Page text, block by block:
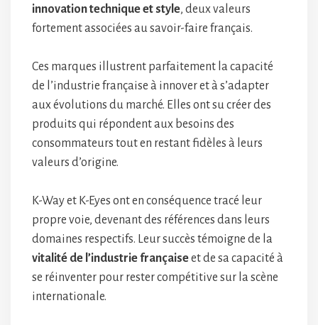
innovation technique et style, deux valeurs
fortement associées au savoir-faire français.
Ces marques illustrent parfaitement la capacité
de l’industrie française à innover et à s’adapter
aux évolutions du marché. Elles ont su créer des
produits qui répondent aux besoins des
consommateurs tout en restant fidèles à leurs
valeurs d’origine.
K-Way et K-Eyes ont en conséquence tracé leur
propre voie, devenant des références dans leurs
domaines respectifs. Leur succès témoigne de la
vitalité de l’industrie françaiseet de sa capacité à
se réinventer pour rester compétitive sur la scène
internationale.